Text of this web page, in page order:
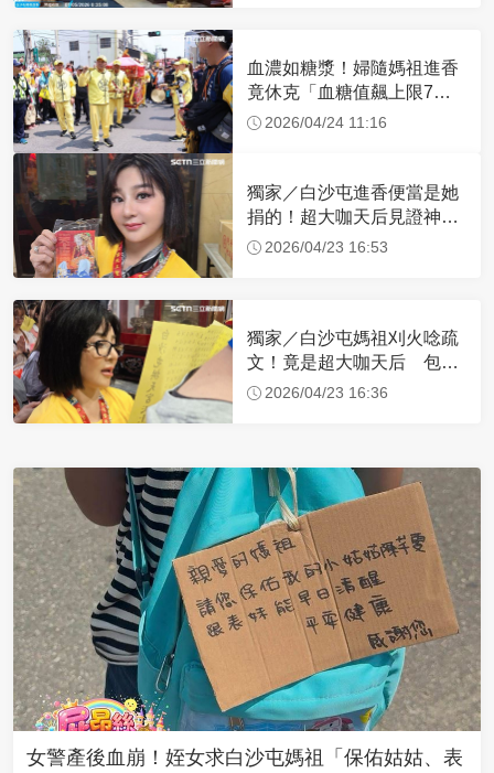
血濃如糖漿！婦隨媽祖進香
竟休克「血糖值飆上限7
倍」 醫曝原因
2026/04/24 11:16
獨家／白沙屯進香便當是她
捐的！超大咖天后見證神
蹟 一靠近媽祖就爆哭
2026/04/23 16:53
獨家／白沙屯媽祖刈火唸疏
文！竟是超大咖天后 包尿
布忍尿5小時不喊累
2026/04/23 16:36
女警產後血崩！姪女求白沙屯媽祖「保佑姑姑、表